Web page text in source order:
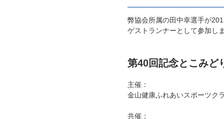
弊協会所属の田中幸選手が
ゲストランナーとして参加し
第40回記念とこみど
主催：
金山健康ふれあいスポーツク
共催：